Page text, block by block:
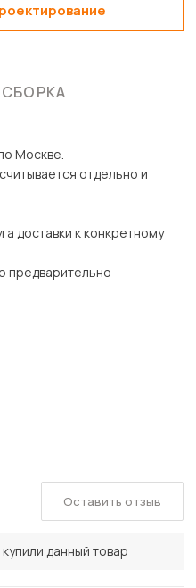
СБОРКА
Москве.
отдельно и
доставки к конкретному
предварительно
данный товар
Оставить отзыв